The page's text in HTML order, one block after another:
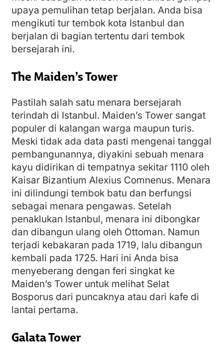
upaya pemulihan tetap berjalan. Anda bisa
mengikuti tur tembok kota Istanbul dan
berjalan di bagian tertentu dari tembok
bersejarah ini.
The Maiden’s Tower
Pastilah salah satu menara bersejarah
terindah di Istanbul. Maiden’s Tower sangat
populer di kalangan warga maupun turis.
Meski tidak ada data pasti mengenai tanggal
pembangunannya, diyakini sebuah menara
kayu didirikan di tempatnya sekitar 1110 oleh
Kaisar Bizantium Alexius Comnenus. Menara
ini dilindungi tembok batu dan berfungsi
sebagai menara pengawas. Setelah
penaklukan Istanbul, menara ini dibongkar
dan dibangun ulang oleh Ottoman. Namun
terjadi kebakaran pada 1719, lalu dibangun
kembali pada 1725. Hari ini Anda bisa
menyeberang dengan feri singkat ke
Maiden’s Tower untuk melihat Selat
Bosporus dari puncaknya atau dari kafe di
lantai pertama.
Galata Tower